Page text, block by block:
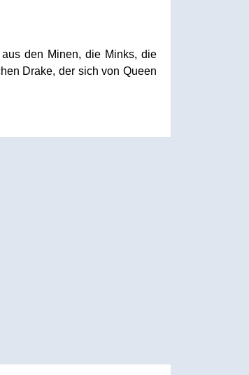
den Minen, die Minks, die
Drake, der sich von Queen